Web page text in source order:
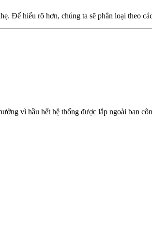
Để hiểu rõ hơn, chúng ta sẽ phân loại theo
vì hầu hết hệ thống được lắp ngoài ban